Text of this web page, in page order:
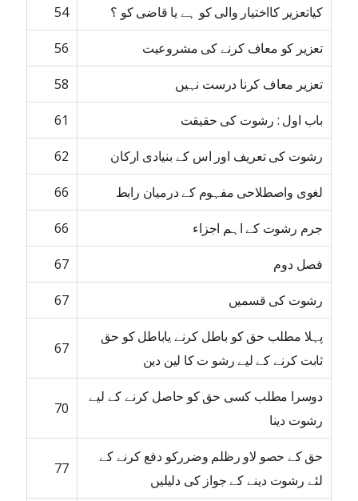
کیاتعزیر کااختیار والی کو ہے یا قاضی کو ؟ 54
تعزیر کو معاف کرنے کی مشروعیت 56
تعزیر معاف کرنا درست نہیں 58
باب اول : رشوت کی حقیقت 61
رشوت کی تعریف اور اس کے بنیادی ارکان 62
لغوی واصطلاحی مفہوم کے درمیان رابط 66
جرم رشوت کے اہم اجزاء 66
فصل دوم 67
رشوت کی قسمیں 67
پہلا مطلب حق کو باطل کرنے یاباطل کو حق
ثابت کرنے کے لیے رشو ت کا لین دین
67
دوسرا مطلب کسی حق کو حاصل کرنے کے لیے
رشوت دینا
70
حق کے حصو لاو رظلم وضررکو دفع کرنے کے
لئے رشوت دینے کے جواز کی دلیلیں
77